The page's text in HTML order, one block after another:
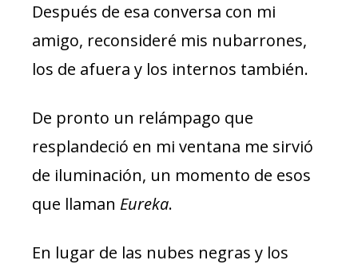
Después de esa conversa con mi
amigo, reconsideré mis nubarrones,
los de afuera y los internos también.
De pronto un relámpago que
resplandeció en mi ventana me sirvió
de iluminación, un momento de esos
que llaman Eureka.
En lugar de las nubes negras y los